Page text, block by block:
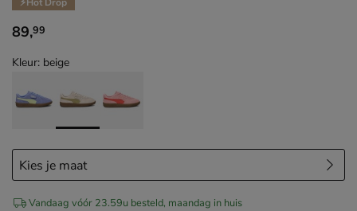
€ 89,99
89,99
Kleur: beige
Vandaag vóór 23.59u besteld, maandag in huis